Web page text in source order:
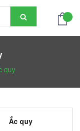
quy
Ắc quy